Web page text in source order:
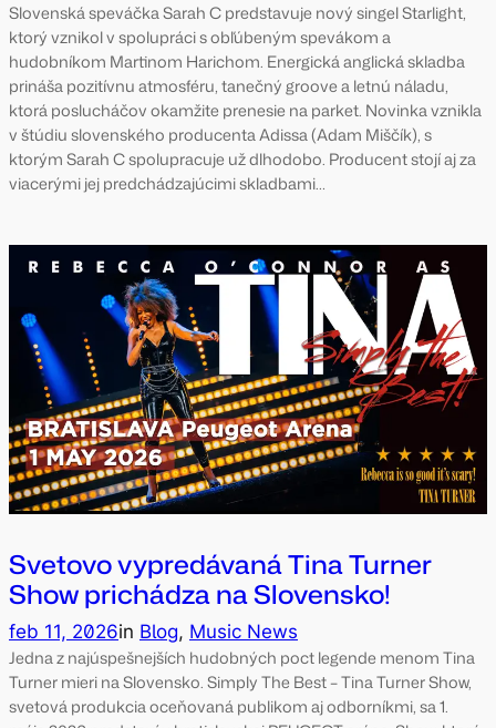
Slovenská speváčka Sarah C predstavuje nový singel Starlight,
ktorý vznikol v spolupráci s obľúbeným spevákom a
hudobníkom Martinom Harichom. Energická anglická skladba
prináša pozitívnu atmosféru, tanečný groove a letnú náladu,
ktorá poslucháčov okamžite prenesie na parket. Novinka vznikla
v štúdiu slovenského producenta Adissa (Adam Miščík), s
ktorým Sarah C spolupracuje už dlhodobo. Producent stojí aj za
viacerými jej predchádzajúcimi skladbami…
Svetovo vypredávaná Tina Turner
Show prichádza na Slovensko!
feb 11, 2026in Blog, Music News
Jedna z najúspešnejších hudobných poct legende menom Tina
Turner mieri na Slovensko. Simply The Best – Tina Turner Show,
svetová produkcia oceňovaná publikom aj odborníkmi, sa 1.